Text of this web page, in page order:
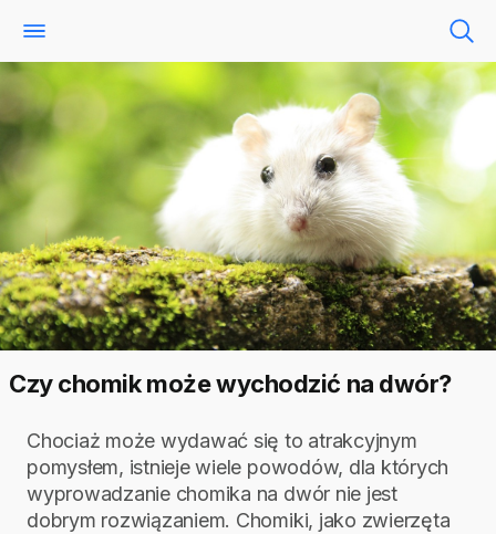
Czy chomik może wychodzić na dwór?
Chociaż może wydawać się to atrakcyjnym
pomysłem, istnieje wiele powodów, dla których
wyprowadzanie chomika na dwór nie jest
dobrym rozwiązaniem. Chomiki, jako zwierzęta